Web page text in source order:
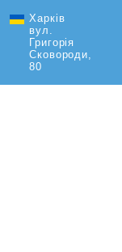
Text Size
Харків
вул.
Григорія
Сковороди,
80